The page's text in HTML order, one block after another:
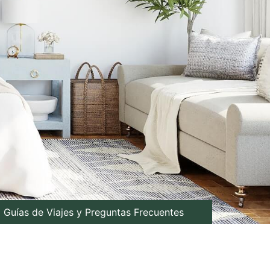
Guías de Viajes y Preguntas Frecuentes